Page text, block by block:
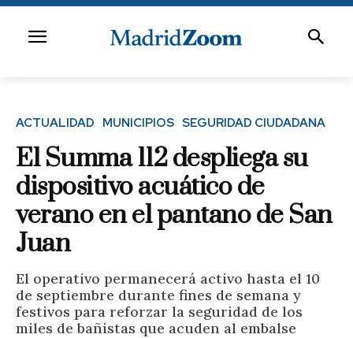
ACTUALIDAD MUNICIPIOS SEGURIDAD CIUDADANA
El Summa 112 despliega su
dispositivo acuático de
verano en el pantano de San
Juan
El operativo permanecerá activo hasta el 10
de septiembre durante fines de semana y
festivos para reforzar la seguridad de los
miles de bañistas que acuden al embalse